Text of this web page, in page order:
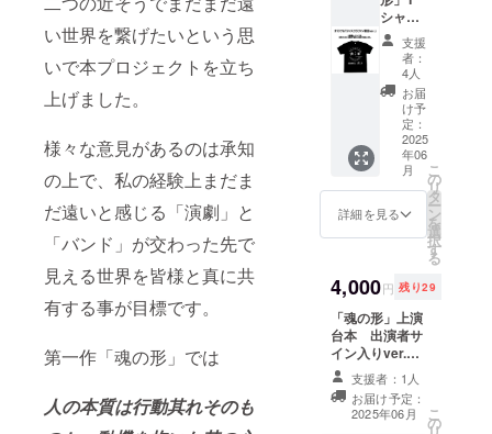
い世界を繋げたいという思
いで本プロジェクトを立ち
上げました。
様々な意見があるのは承知
の上で、私の経験上まだま
だ遠いと感じる「演劇」と
「バンド」が交わった先で
見える世界を皆様と真に共
有する事が目標です。
第一作「魂の形」では
人の本質は行動其れそのも
のお名
前（ハ
ンドル
ネーム
等可）
を記載
させて
頂きま
す。 ※
備考欄
にご記
さい。
掲載を
場合は
無しと
ご記載
くださ
い。
させて頂きま
す。 ※備考欄に
ご記載くださ
い。掲載を希望
されない場合は
無しとご記載く
シャツ
（クラ
ファン
限定
ver.）
①「魂
の形」
のロゴ
をデザ
インし
たオリ
ジナルT
シャツ
をクラ
ファン
ディン
グ限定
ver.にて
ご用意
す。 ②
公演エ
ンド
支援
者：
4人
お届
け予
定：
2025
年06
月
詳細を見る
こ
の
リ
タ
ー
ン
を
選
択
す
る
4,000円 残り29
「魂の形」上演
台本 出演者サ
イン入りver.
①「魂の形」の
上演に使用する
台本に座組一同
のサインを入れ
支援者：1人
お届け予定：
2025年06月
こ
の